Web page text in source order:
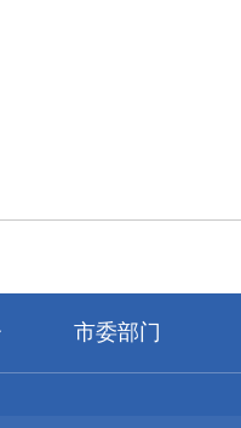
市委部门